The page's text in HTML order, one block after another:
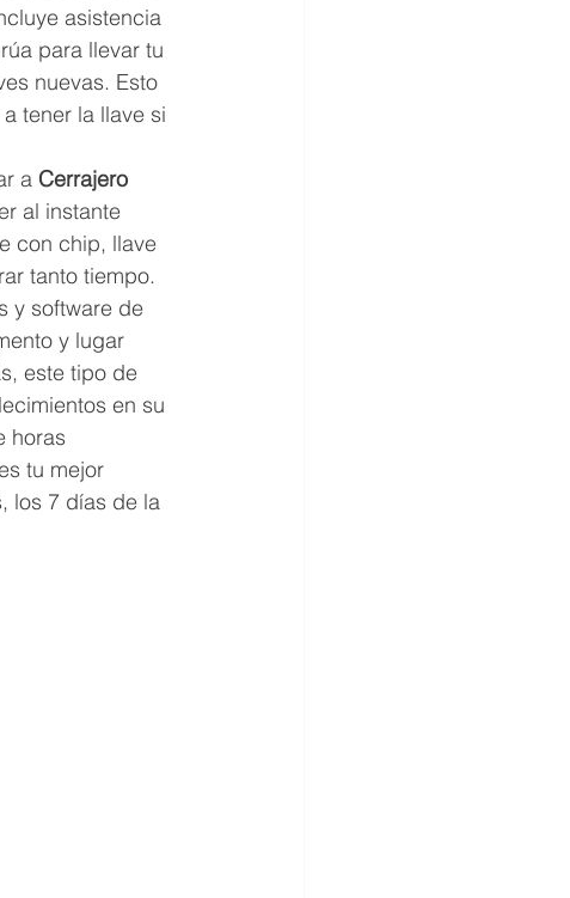
asistencia
para llevar tu
nuevas. Esto
tener la llave si
a Cerrajero
al instante
con chip, llave
tanto tiempo.
y software de
y lugar
este tipo de
en su
horas
tu mejor
los 7 días de la